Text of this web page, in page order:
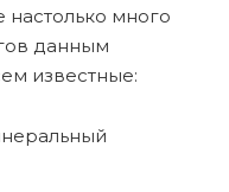
много
данным
известные: